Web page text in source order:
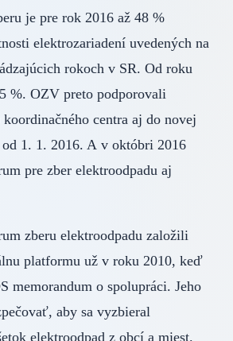
je pre rok 2016 až 48 %
elektrozariadení uvedených na
rokoch v SR. Od roku
%. OZV preto podporovali
centra aj do novej
1. 1. 2016. A v októbri 2016
pre zber elektroodpadu aj
zberu elektroodpadu založili
platformu už v roku 2010, keď
memorandum o spolupráci. Jeho
aby sa vyzbieral
elektroodpad z obcí a miest.